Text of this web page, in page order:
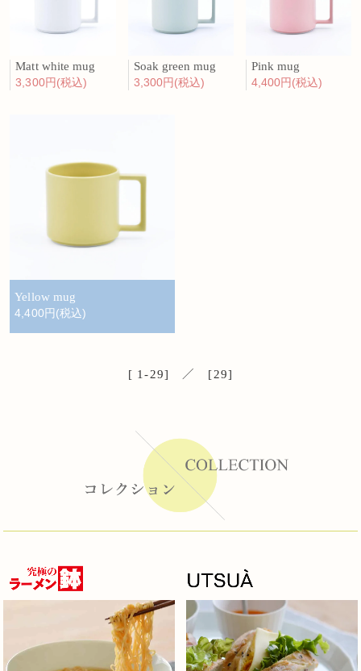
Matt white mug
3,300円(税込)
Soak green mug
3,300円(税込)
Pink mug
4,400円(税込)
Yellow mug
4,400円(税込)
[ 1-29] ／ [29]